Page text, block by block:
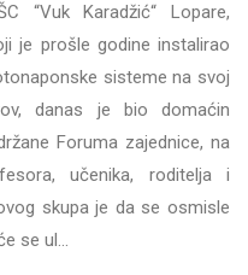
“Vuk Karadžić“ Lopare,
je prošle godine instalirao
sisteme na svoj
danas je bio domaćin
Foruma zajednice, na
učenika, roditelja i
skupa je da se osmisle
se ul...